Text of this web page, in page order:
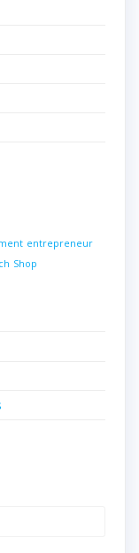
entrepreneur
Shop